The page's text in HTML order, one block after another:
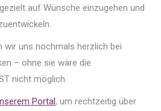
auf Wünsche einzugehen und
wir uns nochmals herzlich bei
– ohne sie wäre die
nicht möglich.
Portal, um rechtzeitig über